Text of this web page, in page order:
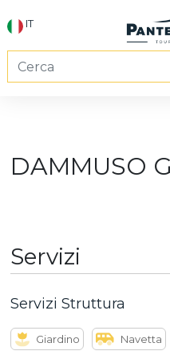
IT
DAMMUSO
Servizi
Servizi Struttura
Giardino Navetta